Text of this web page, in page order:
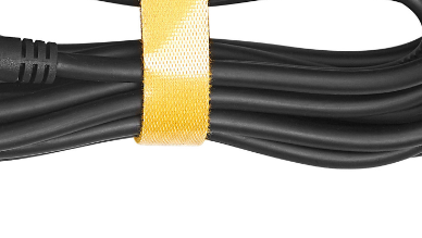
Быстрый просмотр